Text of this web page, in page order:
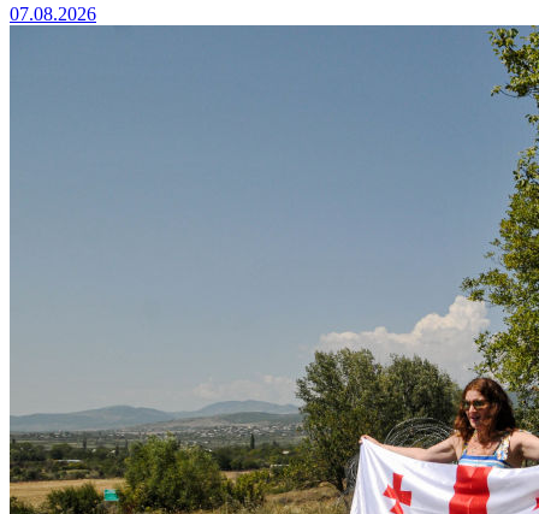
07.08.2026